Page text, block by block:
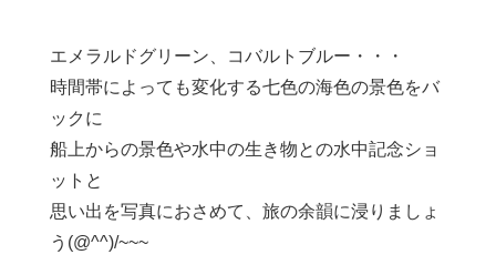
エメラルドグリーン、コバルトブルー・・・
時間帯によっても変化する七色の海色の景色をバ
ックに
船上からの景色や水中の生き物との水中記念ショ
ットと
思い出を写真におさめて、旅の余韻に浸りましょ
う(@^^)/~~~